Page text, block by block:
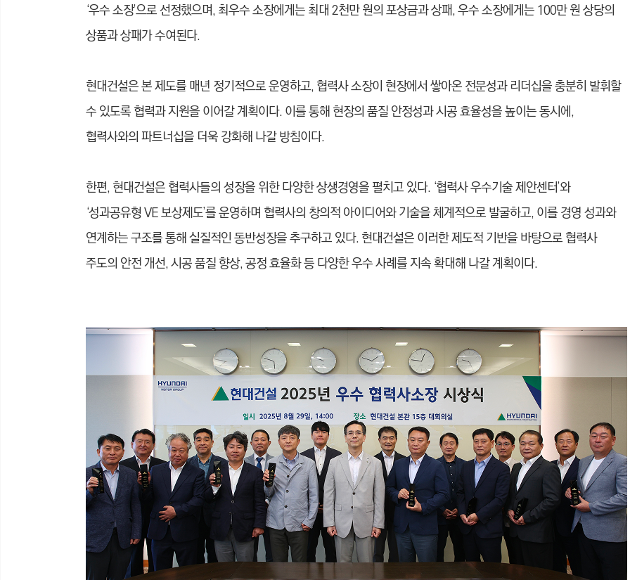
‘우수 소장’으로 선정했으며, 최우수 소장에게는 최대 2천만 원의 포상금과 상패, 우수 소장에게는 100만 원 상당의
상품과 상패가 수여된다.
현대건설은 본 제도를 매년 정기적으로 운영하고, 협력사 소장이 현장에서 쌓아온 전문성과 리더십을 충분히 발휘할
수 있도록 협력과 지원을 이어갈 계획이다. 이를 통해 현장의 품질 안정성과 시공 효율성을 높이는 동시에,
협력사와의 파트너십을 더욱 강화해 나갈 방침이다.
한편, 현대건설은 협력사들의 성장을 위한 다양한 상생경영을 펼치고 있다. ‘협력사 우수기술 제안센터’와
‘성과공유형 VE 보상제도’를 운영하며 협력사의 창의적 아이디어와 기술을 체계적으로 발굴하고, 이를 경영 성과와
연계하는 구조를 통해 실질적인 동반성장을 추구하고 있다. 현대건설은 이러한 제도적 기반을 바탕으로 협력사
주도의 안전 개선, 시공 품질 향상, 공정 효율화 등 다양한 우수 사례를 지속 확대해 나갈 계획이다.